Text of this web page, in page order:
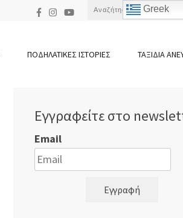
Αναζήτηση
ΠΟΔΗΛΑΤΙΚΕΣ ΙΣΤΟΡΙΕΣ ΤΑΞΙΔΙΑ
Εγγραφείτε στο
Email
Εγγραφή
Greek